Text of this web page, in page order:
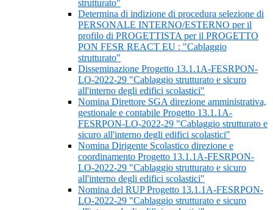
strutturato"
Determina di indizione di procedura selezione di
PERSONALE INTERNO/ESTERNO per il
profilo di PROGETTISTA per il PROGETTO
PON FESR REACT EU : "Cablaggio
strutturato"
Disseminazione Progetto 13.1.1A-FESRPON-
LO-2022-29 "Cablaggio strutturato e sicuro
all'interno degli edifici scolastici"
Nomina Direttore SGA direzione amministrativa,
gestionale e contabile Progetto 13.1.1A-
FESRPON-LO-2022-29 "Cablaggio strutturato e
sicuro all'interno degli edifici scolastici"
Nomina Dirigente Scolastico direzione e
coordinamento Progetto 13.1.1A-FESRPON-
LO-2022-29 "Cablaggio strutturato e sicuro
all'interno degli edifici scolastici"
Nomina del RUP Progetto 13.1.1A-FESRPON-
LO-2022-29 "Cablaggio strutturato e sicuro